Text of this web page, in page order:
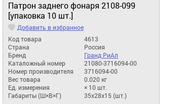
Патрон заднего фонаря 2108-099
[упаковка 10 шт.]
Добавить в избранное
Код товара
4613
Страна
Россия
Бренд
Гранд РиАл
Каталожный номер
21080-3716094-00
Номер производителя
3716094-00
Вес товара
0.020 кг
Ед. измерения
× 10 шт.
Габариты (Ш×В×Г)
35x28x15 (шт.)